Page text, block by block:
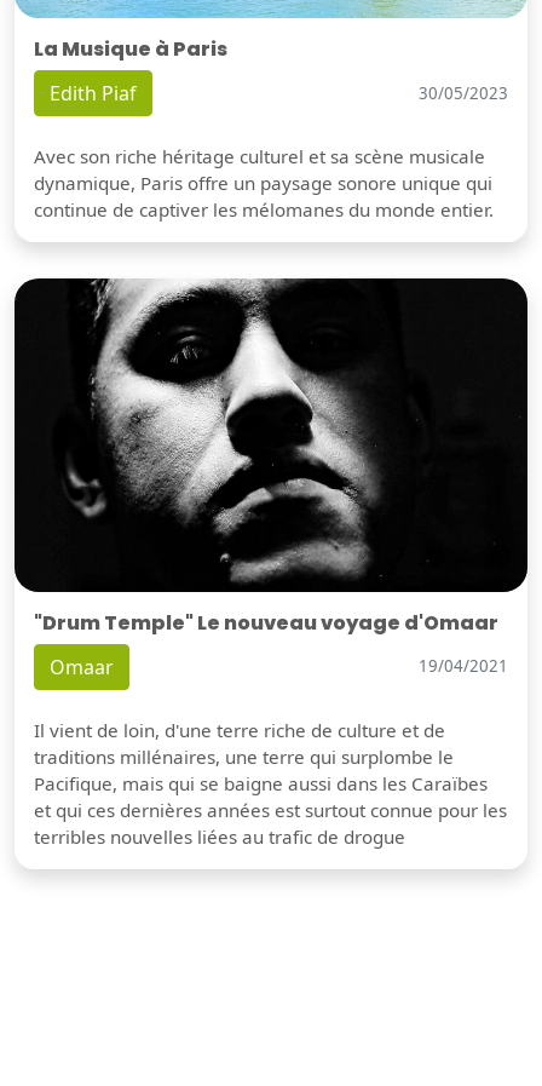
La Musique à Paris
Edith Piaf 30/05/2023
Avec son riche héritage culturel et sa scène musicale
dynamique, Paris offre un paysage sonore unique qui
continue de captiver les mélomanes du monde entier.
"Drum Temple" Le nouveau voyage d'Omaar
Omaar 19/04/2021
Il vient de loin, d'une terre riche de culture et de
traditions millénaires, une terre qui surplombe le
Pacifique, mais qui se baigne aussi dans les Caraïbes
et qui ces dernières années est surtout connue pour les
terribles nouvelles liées au trafic de drogue